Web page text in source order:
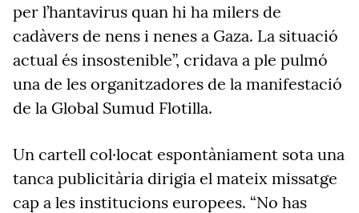
per l’hantavirus quan hi ha milers de
cadàvers de nens i nenes a Gaza. La situació
actual és insostenible”, cridava a ple pulmó
una de les organitzadores de la manifestació
de la Global Sumud Flotilla.
Un cartell col·locat espontàniament sota una
tanca publicitària dirigia el mateix missatge
cap a les institucions europees. “No has